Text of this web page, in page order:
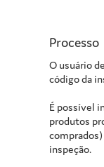
Processo
O usuário
código da
É possível
produtos
inspeção.